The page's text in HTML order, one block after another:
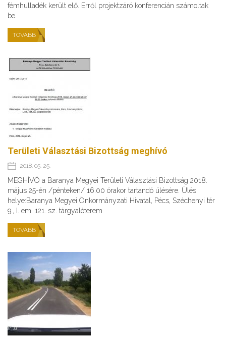
fémhulladék került elő. Erről projektzáró konferencián számoltak
be.
TOVÁBB
Területi Választási Bizottság meghívó
2018. 05. 25.
MEGHÍVÓ a Baranya Megyei Területi Választási Bizottság 2018.
május 25-én /pénteken/ 16.00 órakor tartandó ülésére. Ülés
helye:Baranya Megyei Önkormányzati Hivatal, Pécs, Széchenyi tér
9., I. em. 121. sz. tárgyalóterem
TOVÁBB